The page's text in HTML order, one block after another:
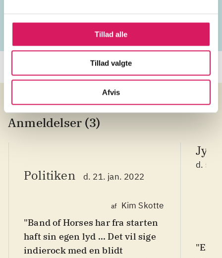
Tillad alle
Tillad valgte
Afvis
Anmeldelser (3)
Politiken d. 21. jan. 2022
af Kim Skotte
"Band of Horses har fra starten
haft sin egen lyd ... Det vil sige
indierock med en blidt
d. 5.